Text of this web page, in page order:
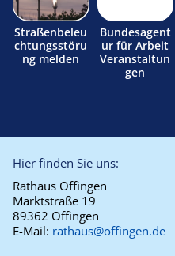
Straßenbeleu
chtungsstöru
ng melden
Bundesagent
ur für Arbeit
Veranstaltun
gen
Hier finden Sie uns:
Rathaus Offingen
Marktstraße 19
89362 Offingen
E-Mail: rathaus@offingen.de